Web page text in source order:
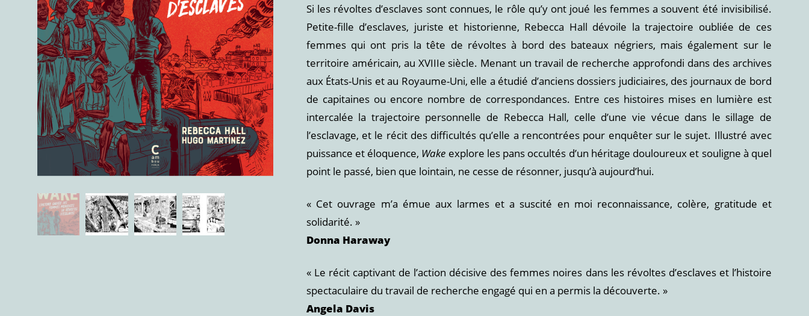
Si les révoltes d’esclaves sont connues, le rôle qu’y ont joué les femmes a souvent été invisibilisé.
Petite-fille d’esclaves, juriste et historienne, Rebecca Hall dévoile la trajectoire oubliée de ces
femmes qui ont pris la tête de révoltes à bord des bateaux négriers, mais également sur le
territoire américain, au XVIIIe siècle. Menant un travail de recherche approfondi dans des archives
aux États-Unis et au Royaume-Uni, elle a étudié d’anciens dossiers judiciaires, des journaux de bord
de capitaines ou encore nombre de correspondances. Entre ces histoires mises en lumière est
intercalée la trajectoire personnelle de Rebecca Hall, celle d’une vie vécue dans le sillage de
l’esclavage, et le récit des difficultés qu’elle a rencontrées pour enquêter sur le sujet. Illustré avec
puissance et éloquence, Wake explore les pans occultés d’un héritage douloureux et souligne à quel
point le passé, bien que lointain, ne cesse de résonner, jusqu’à aujourd’hui.
« Cet ouvrage m’a émue aux larmes et a suscité en moi reconnaissance, colère, gratitude et
solidarité. »
Donna Haraway
« Le récit captivant de l’action décisive des femmes noires dans les révoltes d’esclaves et l’histoire
spectaculaire du travail de recherche engagé qui en a permis la découverte. »
Angela Davis